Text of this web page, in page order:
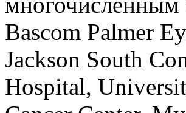
Bascom Palmer
Jackson South
Hospital,